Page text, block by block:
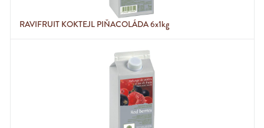
RAVIFRUIT KOKTEJL PIŇACOLÁDA 6x1kg